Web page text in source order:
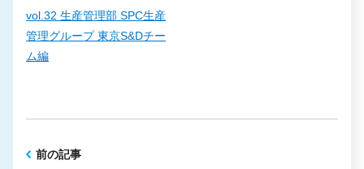
vol.32 生産管理部 SPC生産
管理グループ 東京S&Dチー
ム編
前の記事